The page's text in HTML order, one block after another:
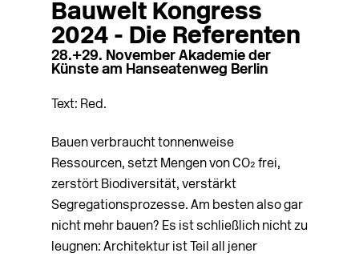
Bauwelt Kongress
2024 - Die Referenten
28.+29. November Akademie der
Künste am Hanseatenweg Berlin
Text: Red.
Bauen verbraucht tonnenweise
Ressourcen, setzt Mengen von CO₂ frei,
zerstört Biodiversität, verstärkt
Segregationsprozesse. Am besten also gar
nicht mehr bauen? Es ist schließlich nicht zu
leugnen: Architektur ist Teil all jener